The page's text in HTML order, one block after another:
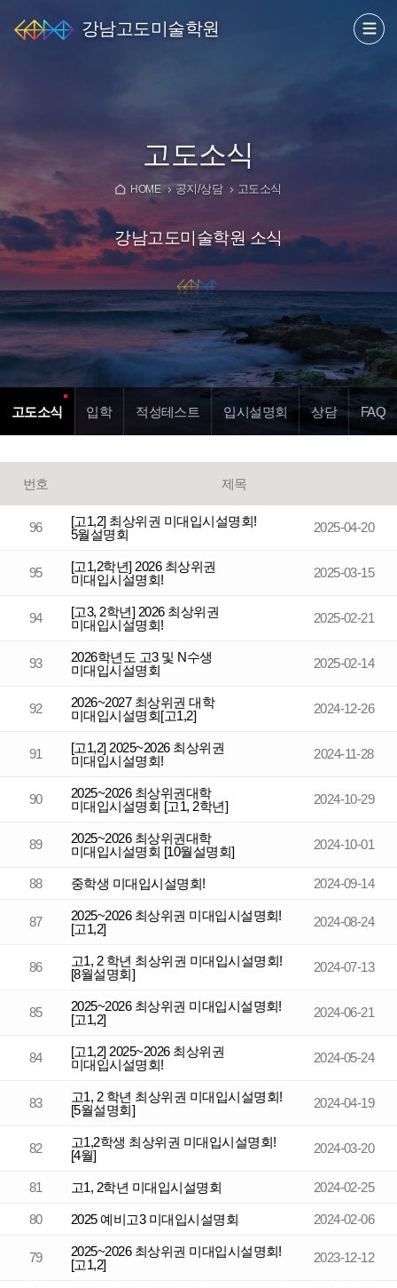
강남고도미술학원
고도소식
HOME 공지/상담 고도소식
강남고도미술학원 소식
고도소식 입학 적성테스트 입시설명회 상담 FAQ
번호 제목
96
[고1,2] 최상위권 미대입시설명회!
5월설명회
2025-04-20
95
[고1,2학년] 2026 최상위권
미대입시설명회!
2025-03-15
94
[고3, 2학년] 2026 최상위권
미대입시설명회!
2025-02-21
93
2026학년도 고3 및 N수생
미대입시설명회
2025-02-14
92
2026~2027 최상위권 대학
미대입시설명회[고1,2]
2024-12-26
91
[고1,2] 2025~2026 최상위권
미대입시설명회!
2024-11-28
90
2025~2026 최상위권대학
미대입시설명회 [고1, 2학년]
2024-10-29
89
2025~2026 최상위권대학
미대입시설명회 [10월설명회]
2024-10-01
88 중학생 미대입시설명회! 2024-09-14
87
2025~2026 최상위권 미대입시설명회!
[고1,2]
2024-08-24
86
고1, 2 학년 최상위권 미대입시설명회!
[8월설명회]
2024-07-13
85
2025~2026 최상위권 미대입시설명회!
[고1,2]
2024-06-21
84
[고1,2] 2025~2026 최상위권
미대입시설명회!
2024-05-24
83
고1, 2 학년 최상위권 미대입시설명회!
[5월설명회]
2024-04-19
82
고1,2학생 최상위권 미대입시설명회!
[4월]
2024-03-20
81 고1, 2학년 미대입시설명회 2024-02-25
80 2025 예비고3 미대입시설명회 2024-02-06
79
2025~2026 최상위권 미대입시설명회!
[고1,2]
2023-12-12